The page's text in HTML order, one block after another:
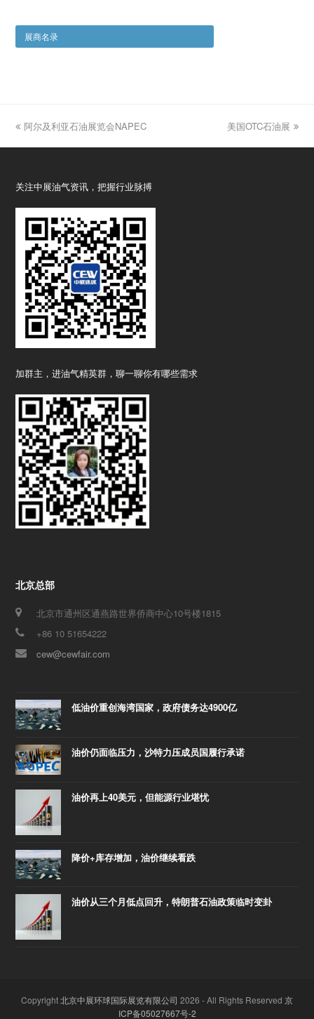
展商名录
previous
阿尔及利亚石油展览会NAPEC
next
美国OTC石油展
关注中展油气资讯，把握行业脉搏
加群主，进油气精英群，聊一聊你有哪些需求
北京总部
北京市通州区通燕路世界侨商中心10号楼1815
+86 10 51654222
cew@cewfair.com
低油价重创海湾国家，政府债务达4900亿
油价仍面临压力，沙特力压成员国履行承诺
油价再上40美元，但能源行业堪忧
降价+库存增加，油价继续看跌
油价从三个月低点回升，特朗普石油政策临时变卦
Copyright北京中展环球国际展览有限公司 2026 - All Rights Reserved 京
ICP备05027667号-2